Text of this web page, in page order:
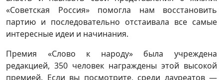
«Советская Россия» помогла нам восстановить
партию и последовательно отстаивала все самые
интересные идеи и начинания.
Премия «Слово к народу» была учреждена
редакцией, 350 человек награждены этой высокой
премией. Если вы посмотрите, среди лауреатов —